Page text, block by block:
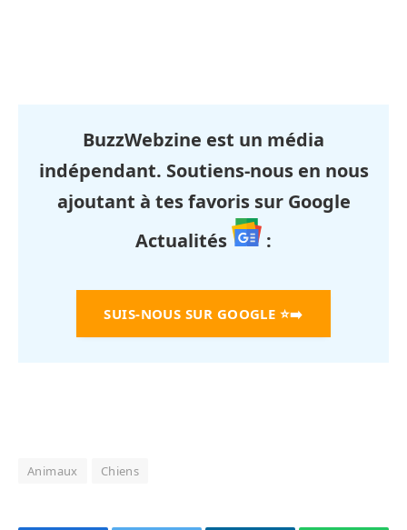
BuzzWebzine est un média
indépendant. Soutiens-nous en nous
ajoutant à tes favoris sur Google
Actualités
:
SUIS-NOUS SUR GOOGLE ⭐➡️
Animaux Chiens